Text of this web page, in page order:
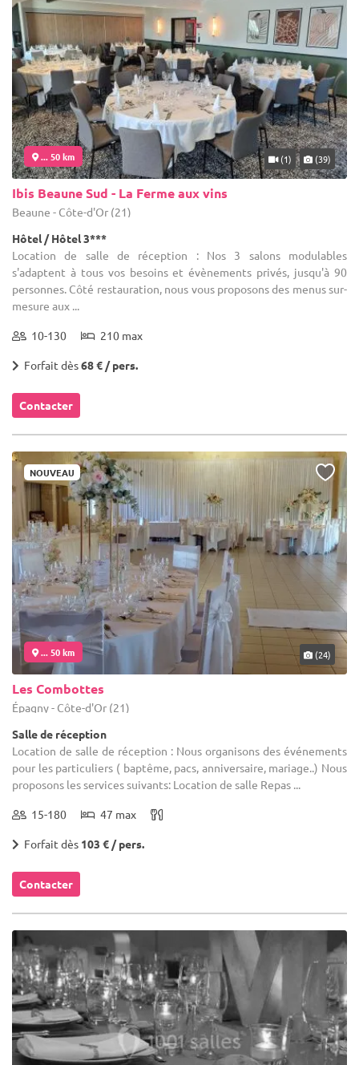
... 50 km (1) (39)
Ibis Beaune Sud - La Ferme aux vins
Beaune - Côte-d'Or (21)
Hôtel / Hôtel 3***
Location de salle de réception : Nos 3 salons modulables
s'adaptent à tous vos besoins et évènements privés, jusqu'à 90
personnes. Côté restauration, nous vous proposons des menus sur-
mesure aux ...
10-130 210 max
Forfait dès68 € / pers.
Contacter
NOUVEAU
... 50 km (24)
Les Combottes
Épagny - Côte-d'Or (21)
Salle de réception
Location de salle de réception : Nous organisons des événements
pour les particuliers ( baptême, pacs, anniversaire, mariage..) Nous
proposons les services suivants: Location de salle Repas ...
15-180 47 max
Forfait dès 103 € / pers.
Contacter